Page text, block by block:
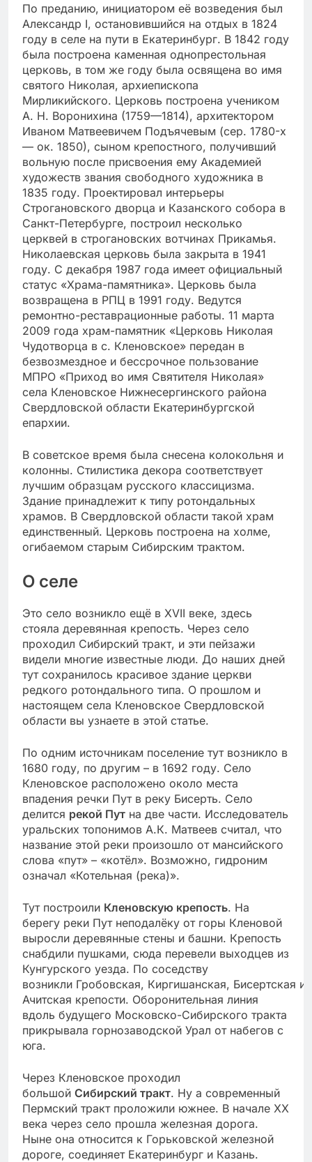
По преданию, инициатором её возведения был
Александр I, остановившийся на отдых в 1824
году в селе на пути в Екатеринбург. В 1842 году
была построена каменная однопрестольная
церковь, в том же году была освящена во имя
святого Николая, архиепископа
Мирликийского. Церковь построена учеником
А. Н. Воронихина (1759—1814), архитектором
Иваном Матвеевичем Подъячевым (сер. 1780-х
— ок. 1850), сыном крепостного, получивший
вольную после присвоения ему Академией
художеств звания свободного художника в
1835 году. Проектировал интерьеры
Строгановского дворца и Казанского собора в
Санкт-Петербурге, построил несколько
церквей в строгановских вотчинах Прикамья.
Николаевская церковь была закрыта в 1941
году. С декабря 1987 года имеет официальный
статус «Храма-памятника». Церковь была
возвращена в РПЦ в 1991 году. Ведутся
ремонтно-реставрационные работы. 11 марта
2009 года храм-памятник «Церковь Николая
Чудотворца в с. Кленовское» передан в
безвозмездное и бессрочное пользование
МПРО «Приход во имя Святителя Николая»
села Кленовское Нижнесергинского района
Свердловской области Екатеринбургской
епархии.
В советское время была снесена колокольня и
колонны. Стилистика декора соответствует
лучшим образцам русского классицизма.
Здание принадлежит к типу ротондальных
храмов. В Свердловской области такой храм
единственный. Церковь построена на холме,
огибаемом старым Сибирским трактом.
О селе
Это село возникло ещё в XVII веке, здесь
стояла деревянная крепость. Через село
проходил Сибирский тракт, и эти пейзажи
видели многие известные люди. До наших дней
тут сохранилось красивое здание церкви
редкого ротондального типа. О прошлом и
настоящем села Кленовское Свердловской
области вы узнаете в этой статье.
По одним источникам поселение тут возникло в
1680 году, по другим – в 1692 году. Село
Кленовское расположено около места
впадения речки Пут в реку Бисерть. Село
делится рекой Пут на две части. Исследователь
уральских топонимов А.К. Матвеев считал, что
название этой реки произошло от мансийского
слова «пут» – «котёл». Возможно, гидроним
означал «Котельная (река)».
Тут построили Кленовскую крепость. На
берегу реки Пут неподалёку от горы Кленовой
выросли деревянные стены и башни. Крепость
снабдили пушками, сюда перевели выходцев из
Кунгурского уезда. По соседству
возникли Гробовская, Киргишанская, Бисертская и
Ачитская крепости. Оборонительная линия
вдоль будущего Московско-Сибирского тракта
прикрывала горнозаводской Урал от набегов с
юга.
Через Кленовское проходил
большой Сибирский тракт. Ну а современный
Пермский тракт проложили южнее. В начале XX
века через село прошла железная дорога.
Ныне она относится к Горьковской железной
дороге, соединяет Екатеринбург и Казань.